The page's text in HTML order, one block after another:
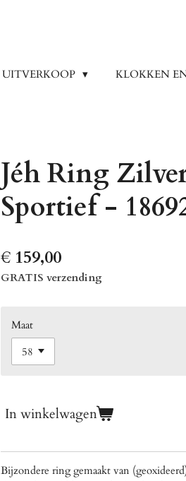
UITVERKOOP KLOKKEN
Jéh Ring
Sportief -
€ 159,00
GRATIS verzending
Maat
In winkelwagen
Bijzondere ring gemaakt van